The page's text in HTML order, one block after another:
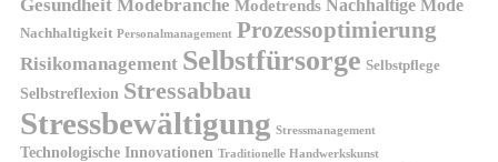
Modetrends Nachhaltige Mode
Nachhaltigkeit Personalmanagement Prozessoptimierung
Risikomanagement Selbstfürsorge Selbstpflege
Selbstreflexion Stressabbau
Stressbewältigung Stressmanagement
Technologische Innovationen Traditionelle Handwerkskunst